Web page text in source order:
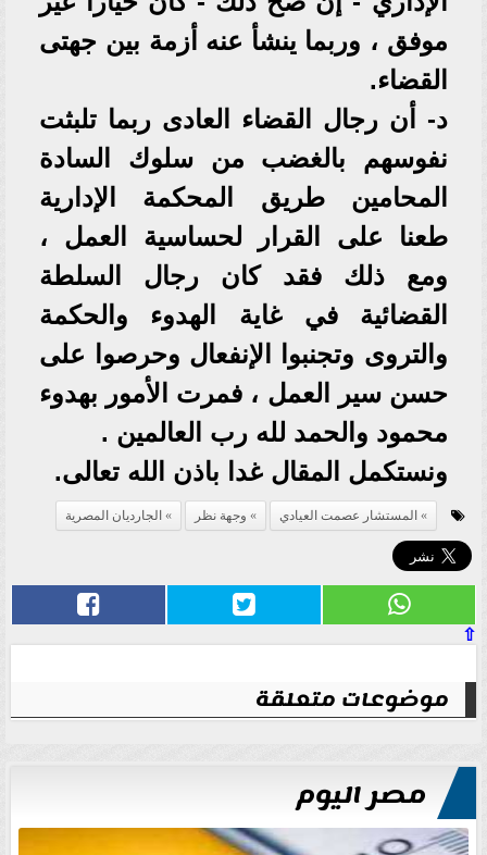
موفق ، وربما ينشأ عنه أزمة بين جهتى
القضاء.
د- أن رجال القضاء العادى ربما تلبثت
نفوسهم بالغضب من سلوك السادة
المحامين طريق المحكمة الإدارية
طعنا على القرار لحساسية العمل ،
ومع ذلك فقد كان رجال السلطة
القضائية في غاية الهدوء والحكمة
والتروى وتجنبوا الإنفعال وحرصوا على
حسن سير العمل ، فمرت الأمور بهدوء
محمود والحمد لله رب العالمين .
ونستكمل المقال غدا باذن الله تعالى.
المستشار عصمت العيادي وجهة نظر الجارديان المصرية
⇧
موضوعات متعلقة
مصر اليوم